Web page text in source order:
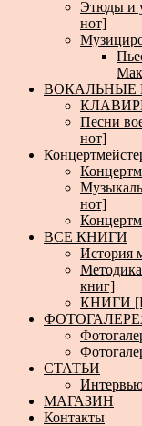
Этюды и
нот]
ВОКАЛЬНЫЕ
КЛАВИРЫ
Песни
нот]
нот]
ВСЕ КНИГИ
История
книг]
КНИГИ
СТАТЬИ
МАГАЗИН
Контакты